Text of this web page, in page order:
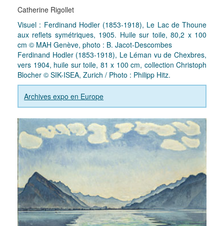
Catherine Rigollet
Visuel : Ferdinand Hodler (1853-1918), Le Lac de Thoune
aux reflets symétriques, 1905. Huile sur toile, 80,2 x 100
cm © MAH Genève, photo : B. Jacot-Descombes
Ferdinand Hodler (1853-1918), Le Léman vu de Chexbres,
vers 1904, huile sur toile, 81 x 100 cm, collection Christoph
Blocher © SIK-ISEA, Zurich / Photo : Philipp Hitz.
Archives expo en Europe